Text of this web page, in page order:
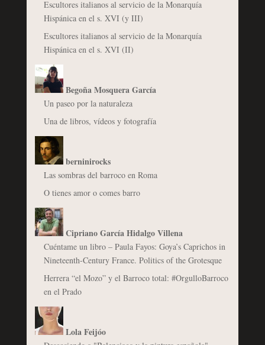
Escultores italianos al servicio de la Monarquía
Hispánica en el s. XVI (y III)
Escultores italianos al servicio de la Monarquía
Hispánica en el s. XVI (II)
Begoña Mosquera García
Un paseo por la naturaleza
Una de libros, vídeos y fotografía
berninirocks
Las sombras del barroco en Roma
O tienes amor o comes barro
Cipriano García Hidalgo Villena
Cuéntame un libro – Paula Fayos: Goya’s Caprichos in
Nineteenth-Century France. Politics of the Grotesque
Herrera “el Mozo” y el Barroco total: #OrgulloBarroco
en el Prado
Lola Feijóo